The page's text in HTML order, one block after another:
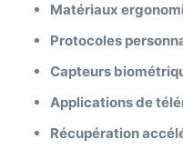
Matériaux
Protocoles
Capteurs
Applications de
Récupération